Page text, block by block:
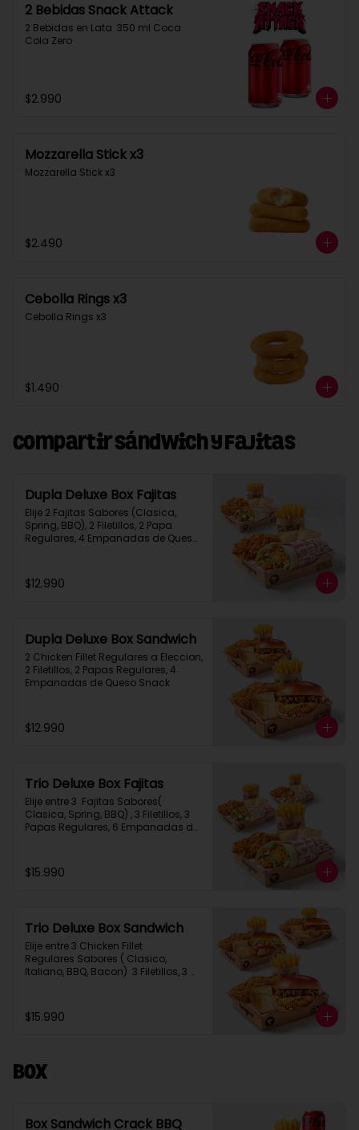
2 Bebidas Snack Attack
2 Bebidas en Lata  350 ml Coca
Cola Zero
$2.990
Mozzarella Stick x3
Mozzarella Stick x3
$2.490
Cebolla Rings x3
Cebolla Rings x3
$1.490
Compartir Sándwich y Fajitas
Dupla Deluxe Box Fajitas
Elije 2 Fajitas Sabores (Clasica,
Spring, BBQ), 2 Filetillos, 2 Papa
Regulares, 4 Empanadas de Queso
$12.990
Dupla Deluxe Box Sandwich
2 Chicken Fillet Regulares a Eleccion,
2 Filetillos, 2 Papas Regulares, 4
Empanadas de Queso Snack
$12.990
Trio Deluxe Box Fajitas
Elije entre 3  Fajitas Sabores(
Clasica, Spring, BBQ) , 3 Filetillos, 3
Papas Regulares, 6 Empanadas de
$15.990
Trio Deluxe Box Sandwich
Elije entre 3 Chicken Fillet
Regulares Sabores ( Clasico,
Italiano, BBQ, Bacon)  3 Filetillos, 3
$15.990
Box
Box Sandwich Crack BBQ